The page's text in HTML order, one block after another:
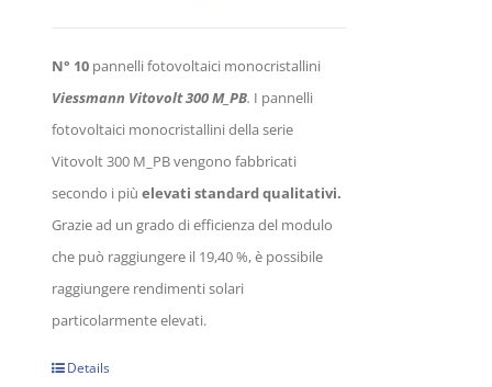
N° 10 pannelli fotovoltaici monocristallini
Viessmann Vitovolt 300 M_PB. I pannelli
fotovoltaici monocristallini della serie
Vitovolt 300 M_PB vengono fabbricati
secondo i piùelevati standard qualitativi.
Grazie ad un grado di efficienza del modulo
che può raggiungere il 19,40 %, è possibile
raggiungere rendimenti solari
particolarmente elevati.
Details